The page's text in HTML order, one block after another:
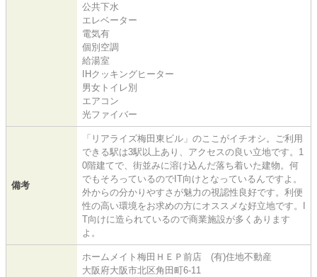
公共下水
エレベーター
電気有
個別空調
給湯室
IHクッキングヒーター
男女トイレ別
エアコン
光ファイバー
備考
「リアライズ梅田東ビル」のここがイチオシ。ご利用
できる駅は3駅以上あり、アクセスの良い立地です。1
0階建てで、街並みに溶け込んだ落ち着いた建物。何
でもそろっているのでIT向けとなっているんですよ。
外からの分かりやすさが魅力の視認性良好です。利便
性の高い環境をお求めの方にオススメな好立地です。I
T向けに造られているので商業施設が多くあります
よ。
ホームメイト梅田ＨＥＰ前店 (有)住地不動産
大阪府大阪市北区角田町6-11